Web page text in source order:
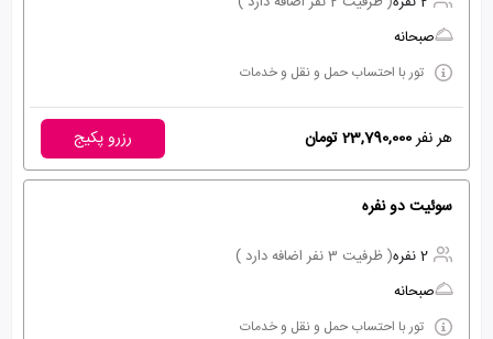
صبحانه
تور با احتساب حمل و نقل و خدمات
هر نفر23,790,000 تومان رزرو پکیج
سوئیت دو نفره
2 نفره
( ظرفیت 3 نفر اضافه دارد )
صبحانه
تور با احتساب حمل و نقل و خدمات